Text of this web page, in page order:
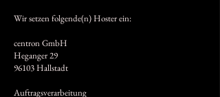
Wir setzen folgende(n) Hoster ein:
centron GmbH
Heganger 29
96103 Hallstadt
Auftragsverarbeitung